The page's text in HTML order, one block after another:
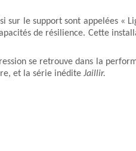
le support sont appelées «
de résilience. Cette
se retrouve dans la
et la série inédite Jaillir.